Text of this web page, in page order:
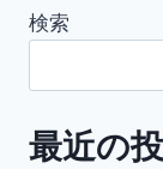
検索
最近の